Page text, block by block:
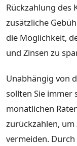
Rückzahlung des
zusätzliche
die Möglichkeit,
und Zinsen zu
Unabhängig von
sollten Sie immer
monatlichen
zurückzahlen,
vermeiden.